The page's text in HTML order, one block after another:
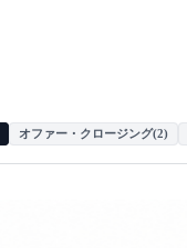
オファー・クロージング(2)